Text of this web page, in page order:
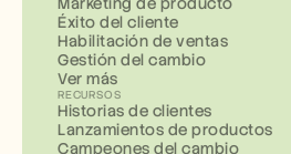
Éxito del cliente
Habilitación de ventas
Gestión del cambio
Ver más
RECURSOS
Historias de clientes
Lanzamientos de productos
Campeones del cambio